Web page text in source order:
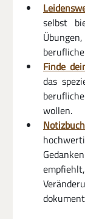
selbst
Finde
das
wollen.